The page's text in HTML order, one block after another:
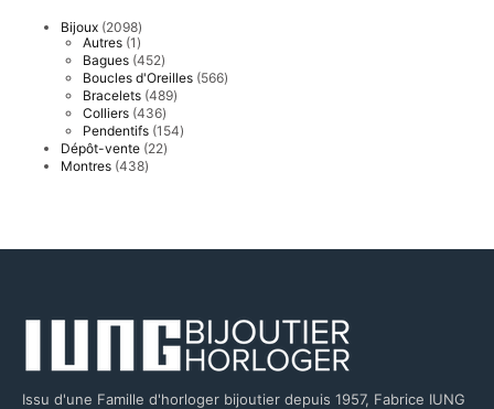
Bijoux 20982098
produits
Autres 1 1
produit
Bagues 452452
produits
Boucles d'Oreilles 566566
Bracelets 489489
Colliers 436436
produits
Pendentifs 154154
Dépôt-vente 2222
Montres 438438
Issu d'une Famille d'horloger bijoutier depuis 1957, Fabrice IUNG